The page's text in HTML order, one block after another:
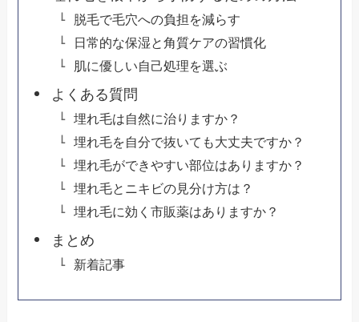
脱毛で毛穴への負担を減らす
日常的な保湿と角質ケアの習慣化
肌に優しい自己処理を選ぶ
よくある質問
埋れ毛は自然に治りますか？
埋れ毛を自分で抜いても大丈夫ですか？
埋れ毛ができやすい部位はありますか？
埋れ毛とニキビの見分け方は？
埋れ毛に効く市販薬はありますか？
まとめ
新着記事